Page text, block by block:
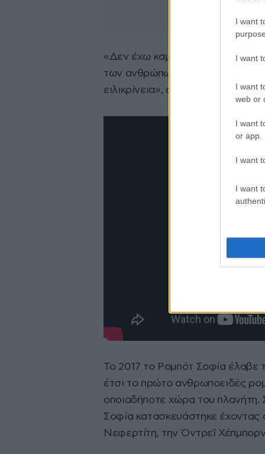
I want
I want
I want
web or
I want
or app.
I want
I want
«Δεν έχω καμία επιθυμία να
των ανθρώπων ακόμα καλύτερη,
ειλικρίνεια», απάντησε αμέσως
Το 2017 το Ρομπότ Σοφία έλαβε
έτσι το πρώτο ανθρωποειδές
οποιαδήποτε χώρα του
Σοφία κατασκευάστηκε έχοντας
Νεφερτίτη, την Όντρεϊ